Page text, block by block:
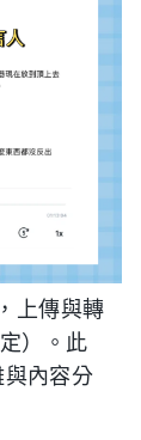
上傳與轉
）。此
內容分